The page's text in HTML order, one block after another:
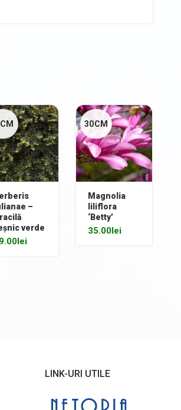
–
verde
lei
30CM
Magnolia
liliflora
‘Betty’
35.00lei
LINK-URI UTILE